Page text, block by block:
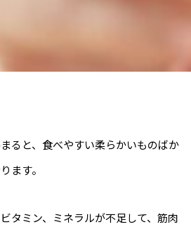
ると、食べやすい柔らかいものばか
ます。
タミン、ミネラルが不足して、筋肉